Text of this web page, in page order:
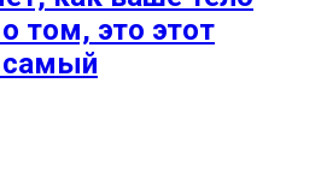
том, это этот
самый